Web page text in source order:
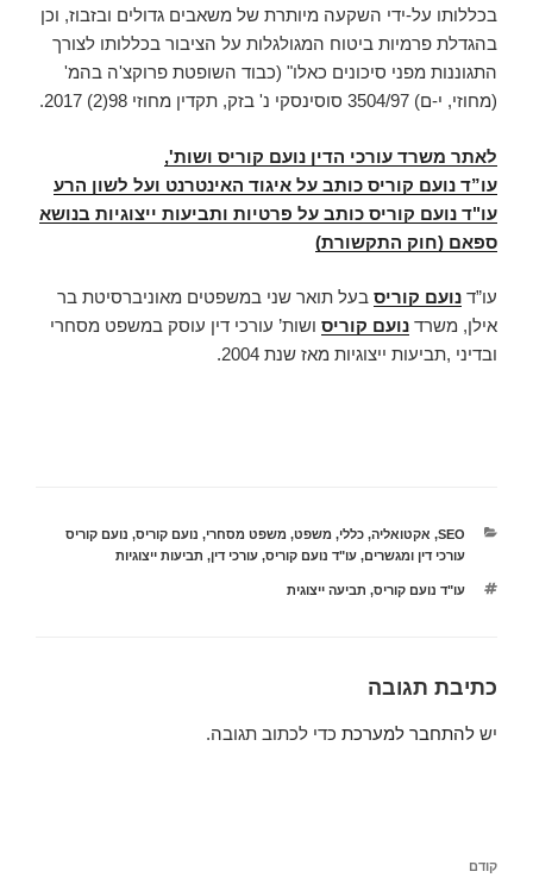
בכללותו על-ידי השקעה מיותרת של משאבים גדולים ובזבוז, וכן
בהגדלת פרמיות ביטוח המגולגלות על הציבור בכללותו לצורך
התגוננות מפני סיכונים כאלו" (כבוד השופטת פרוקצ'ה בהמ'
(מחוזי, י-ם) 3504/97 סוסינסקי נ' בזק, תקדין מחוזי 98(2) 2017.
לאתר משרד עורכי הדין נועם קוריס ושות',
עו”ד נועם קוריס כותב על איגוד האינטרנט ועל לשון הרע
עו"ד נועם קוריס כותב על פרטיות ותביעות ייצוגיות בנושא
ספאם (חוק התקשורת)
עו”ד נועם קוריס בעל תואר שני במשפטים מאוניברסיטת בר
אילן, משרד נועם קוריס ושות’ עורכי דין עוסק במשפט מסחרי
ובדיני ,תביעות ייצוגיות מאז שנת 2004.
קטגוריות
SEO
, אקטואליה,כללי, משפט, משפט מסחרי, נועם קוריס, נועם קוריס
עורכי דין ומגשרים,עו"ד נועם קוריס,עורכי דין, תביעות ייצוגיות
תגיות
עו"ד נועם קוריס, תביעה ייצוגית
כתיבת תגובה
יש להתחבר למערכת כדי לכתוב תגובה.
הפוסט
קודם